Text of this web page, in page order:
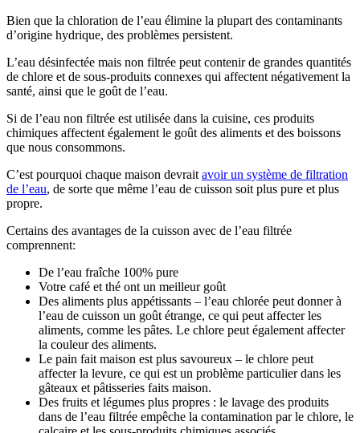
Bien que la chloration de l’eau élimine la plupart des contaminants
d’origine hydrique, des problèmes persistent.
L’eau désinfectée mais non filtrée peut contenir de grandes quantités
de chlore et de sous-produits connexes qui affectent négativement la
santé, ainsi que le goût de l’eau.
Si de l’eau non filtrée est utilisée dans la cuisine, ces produits
chimiques affectent également le goût des aliments et des boissons
que nous consommons.
C’est pourquoi chaque maison devrait avoir un système de filtration
de l’eau, de sorte que même l’eau de cuisson soit plus pure et plus
propre.
Certains des avantages de la cuisson avec de l’eau filtrée
comprennent:
De l’eau fraîche 100% pure
Votre café et thé ont un meilleur goût
Des aliments plus appétissants – l’eau chlorée peut donner à
l’eau de cuisson un goût étrange, ce qui peut affecter les
aliments, comme les pâtes. Le chlore peut également affecter
la couleur des aliments.
Le pain fait maison est plus savoureux – le chlore peut
affecter la levure, ce qui est un problème particulier dans les
gâteaux et pâtisseries faits maison.
Des fruits et légumes plus propres : le lavage des produits
dans de l’eau filtrée empêche la contamination par le chlore, le